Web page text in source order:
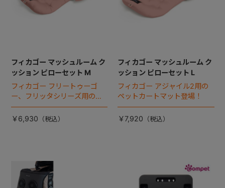
フィカゴー マッシュルーム ク
ッション ピローセット M
フィカゴー フリートゥーゴ
ー、フリッタシリーズ用のペ
ットカートマット登場！
￥6,930
フィカゴー マッシュルーム ク
ッション ピローセット L
フィカゴー アジャイル2用の
ペットカートマット登場！
￥7,920